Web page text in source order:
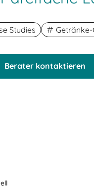
Studies
Berater kontaktieren